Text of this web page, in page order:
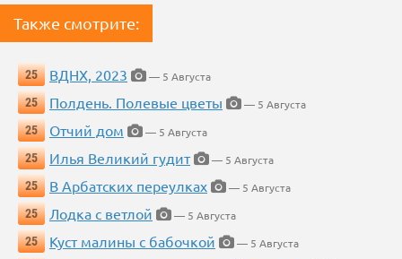
Также смотрите:
25 ВДНХ, 2023
— 5 Августа
25
Полдень. Полевые цветы
— 5 Августа
25
Отчий дом
— 5 Августа
25
Илья Великий гудит
— 5 Августа
25
В Арбатских переулках
— 5 Августа
25
Лодка с ветлой
— 5 Августа
25
Куст малины с бабочкой
— 5 Августа